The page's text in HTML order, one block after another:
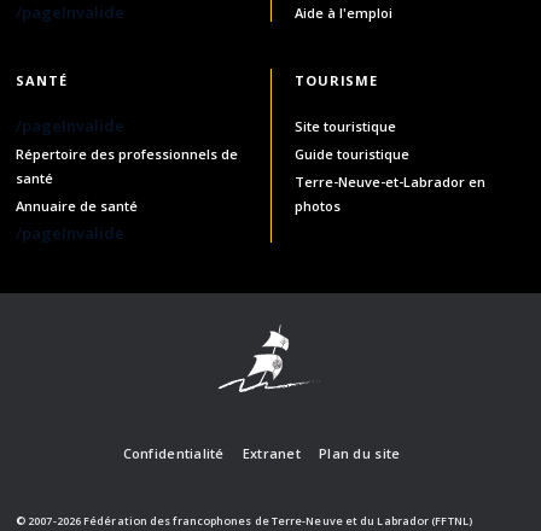
/pageInvalide
Aide à l'emploi
SANTÉ
/pageInvalide
Répertoire des professionnels de
santé
Annuaire de santé
/pageInvalide
TOURISME
Site touristique
Guide touristique
Terre-Neuve-et-Labrador en
photos
Confidentialité Extranet Plan du site
© 2007-2026 Fédération des francophones de Terre-Neuve et du Labrador (FFTNL)